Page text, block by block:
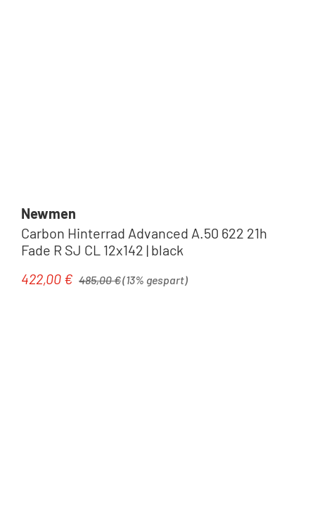
Newmen
Carbon Hinterrad Advanced A.50 622 21h
Fade R SJ CL 12x142 | black
Verkaufspreis:
422,00 € 485,00 €(13% gespart)